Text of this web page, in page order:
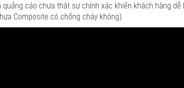
cáo chưa thật sự chính xác khiến khách hàng dễ
Composite có chống cháy không).